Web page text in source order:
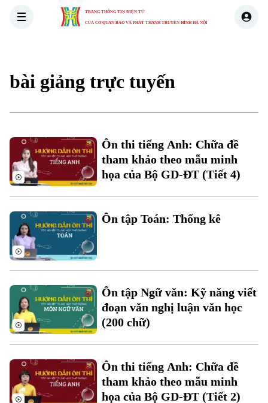
TRANG THÔNG TIN ĐIỆN TỬ
CỦA CƠ QUAN BÁO VÀ PHÁT THANH TRUYỀN HÌNH HÀ NỘI
Xu hướng
Chuyên mục
Thời sự
Hà Nội
Hà Nội
bài giảng trực tuyến
Ôn thi tiếng Anh: Chữa đề
tham khảo theo mẫu minh
họa của Bộ GD-ĐT (Tiết 4)
Ôn tập Toán: Thống kê
Ôn tập Ngữ văn: Kỹ năng viết
đoạn văn nghị luận văn học
(200 chữ)
Ôn thi tiếng Anh: Chữa đề
tham khảo theo mẫu minh
họa của Bộ GD-ĐT (Tiết 2)